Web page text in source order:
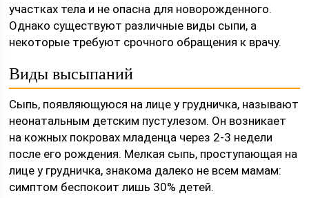
участках тела и не опасна для новорожденного.
Однако существуют различные виды сыпи, а
некоторые требуют срочного обращения к врачу.
Виды высыпаний
Сыпь, появляющуюся на лице у грудничка, называют
неонатальным детским пустулезом. Он возникает
на кожных покровах младенца через 2-3 недели
после его рождения. Мелкая сыпь, проступающая на
лице у грудничка, знакома далеко не всем мамам:
симптом беспокоит лишь 30% детей.